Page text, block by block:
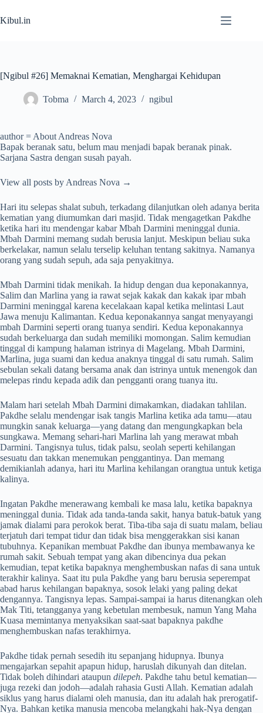
to
content
Kibul.in
[Ngibul #26] Memaknai Kematian, Menghargai Kehidupan
Tobma March 4, 2023 ngibul
author = About Andreas Nova
Bapak beranak satu, belum mau menjadi bapak beranak pinak.
Sarjana Sastra dengan susah payah.
View all posts by Andreas Nova →
Hari itu selepas shalat subuh, terkadang dilanjutkan oleh adanya berita
kematian yang diumumkan dari masjid. Tidak mengagetkan Pakdhe
ketika hari itu mendengar kabar Mbah Darmini meninggal dunia.
Mbah Darmini memang sudah berusia lanjut. Meskipun beliau suka
berkelakar, namun selalu terselip keluhan tentang sakitnya. Namanya
orang yang sudah sepuh, ada saja penyakitnya.
Mbah Darmini tidak menikah. Ia hidup dengan dua keponakannya,
Salim dan Marlina yang ia rawat sejak kakak dan kakak ipar mbah
Darmini meninggal karena kecelakaan kapal ketika melintasi Laut
Jawa menuju Kalimantan. Kedua keponakannya sangat menyayangi
mbah Darmini seperti orang tuanya sendiri. Kedua keponakannya
sudah berkeluarga dan sudah memiliki momongan. Salim kemudian
tinggal di kampung halaman istrinya di Magelang. Mbah Darmini,
Marlina, juga suami dan kedua anaknya tinggal di satu rumah. Salim
sebulan sekali datang bersama anak dan istrinya untuk menengok dan
melepas rindu kepada adik dan pengganti orang tuanya itu.
Malam hari setelah Mbah Darmini dimakamkan, diadakan tahlilan.
Pakdhe selalu mendengar isak tangis Marlina ketika ada tamu—atau
mungkin sanak keluarga—yang datang dan mengungkapkan bela
sungkawa. Memang sehari-hari Marlina lah yang merawat mbah
Darmini. Tangisnya tulus, tidak palsu, seolah seperti kehilangan
sesuatu dan takkan menemukan penggantinya. Dan memang
demikianlah adanya, hari itu Marlina kehilangan orangtua untuk ketiga
kalinya.
Ingatan Pakdhe menerawang kembali ke masa lalu, ketika bapaknya
meninggal dunia. Tidak ada tanda-tanda sakit, hanya batuk-batuk yang
jamak dialami para perokok berat. Tiba-tiba saja di suatu malam, beliau
terjatuh dari tempat tidur dan tidak bisa menggerakkan sisi kanan
tubuhnya. Kepanikan membuat Pakdhe dan ibunya membawanya ke
rumah sakit. Sebuah tempat yang akan dibencinya dua pekan
kemudian, tepat ketika bapaknya menghembuskan nafas di sana untuk
terakhir kalinya. Saat itu pula Pakdhe yang baru berusia seperempat
abad harus kehilangan bapaknya, sosok lelaki yang paling dekat
dengannya. Tangisnya lepas. Sampai-sampai ia harus ditenangkan oleh
Mak Titi, tetangganya yang kebetulan membesuk, namun Yang Maha
Kuasa memintanya menyaksikan saat-saat bapaknya pakdhe
menghembuskan nafas terakhirnya.
Pakdhe tidak pernah sesedih itu sepanjang hidupnya. Ibunya
mengajarkan sepahit apapun hidup, haruslah dikunyah dan ditelan.
Tidak boleh dihindari ataupun dilepeh. Pakdhe tahu betul kematian—
juga rezeki dan jodoh—adalah rahasia Gusti Allah. Kematian adalah
siklus yang harus dialami oleh manusia, dan itu adalah hak prerogatif-
Nya. Bahkan ketika manusia mencoba melangkahi hak-Nya dengan